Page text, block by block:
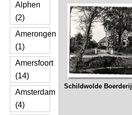
Alphen
(2)
Amerongen
(1)
Amersfoort
(14)
Amsterdam
(4)
Schildwolde Boerderij